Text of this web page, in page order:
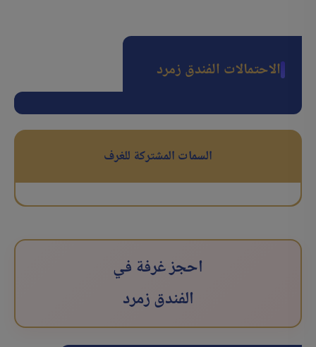
الاحتمالات الفندق زمرد
السمات المشتركة للغرف
احجز غرفة في
الفندق زمرد